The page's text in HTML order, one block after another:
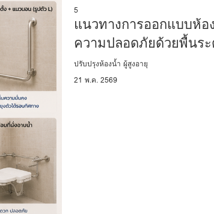
5
แนวทางการออกแบบห้อ
ความปลอดภัยด้วยพื้นระ
กันลื่น
ปรับปรุงห้องน้ำ ผู้สูงอายุ
21 พ.ค. 2569